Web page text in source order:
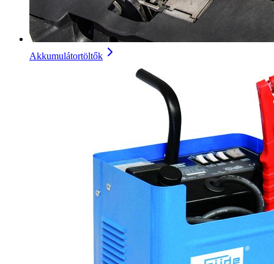
Akkumulátortöltők